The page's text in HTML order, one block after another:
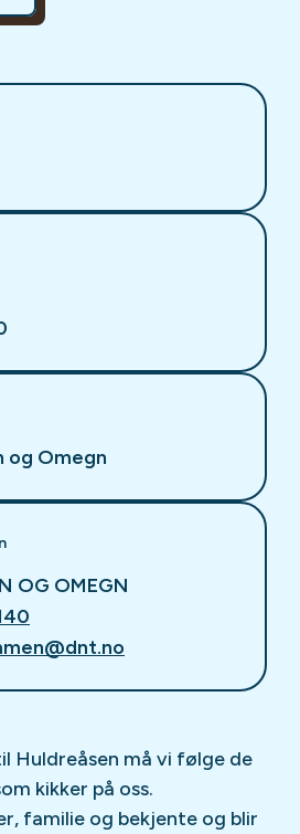
og Omegn
OG OMEGN
Huldreåsen må vi følge de
kikker på oss.
familie og bekjente og blir